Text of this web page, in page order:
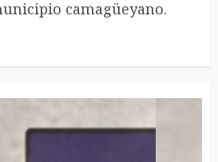
camagüeyano.